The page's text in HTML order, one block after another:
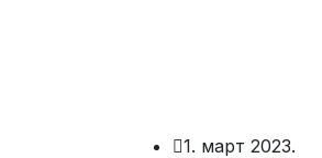
1. март 2023.